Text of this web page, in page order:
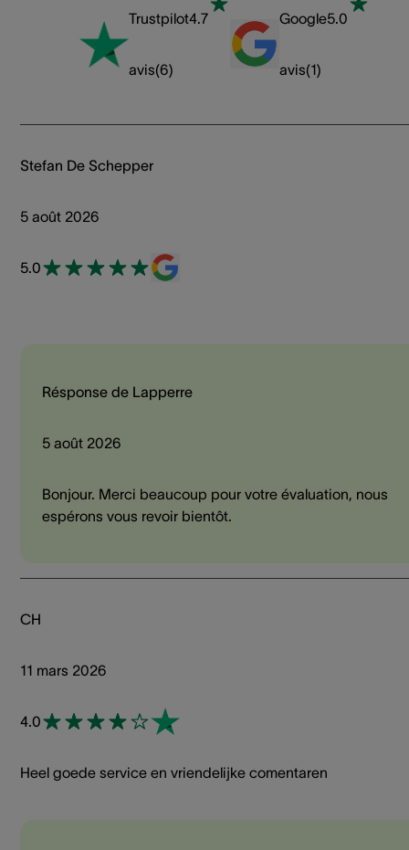
Trustpilot4.7
avis(6)
Google5.0
avis(1)
Stefan De Schepper
5 août 2026
5.0
Résponse de Lapperre
5 août 2026
Bonjour. Merci beaucoup pour votre évaluation, nous
espérons vous revoir bientôt.
CH
11 mars 2026
4.0
Heel goede service en vriendelijke comentaren